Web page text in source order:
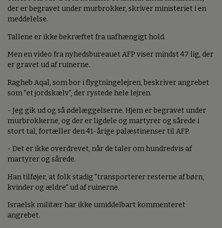
der er begravet under murbrokker, skriver ministeriet i en
meddelelse.
Tallene er ikke bekræftet fra uafhængigt hold.
Men en video fra nyhedsbureauet AFP viser mindst 47 lig, der
er gravet ud af ruinerne.
Ragheb Aqal, som bor i flygtningelejren, beskriver angrebet
som "et jordskælv", der rystede hele lejren.
- Jeg gik ud og så ødelæggelserne. Hjem er begravet under
murbrokkerne, og der er ligdele og martyrer og sårede i
stort tal, fortæller den 41-årige palæstinenser til AFP.
- Det er ikke overdrevet, når de taler om hundredvis af
martyrer og sårede.
Han tilføjer, at folk stadig "transporterer resterne af børn,
kvinder og ældre" ud af ruinerne.
Israelsk militær har ikke umiddelbart kommenteret
angrebet.